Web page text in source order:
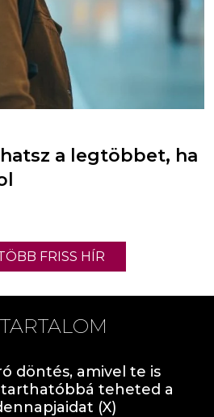
a legtöbbet, ha
FRISS HÍR
döntés, amivel te is
teheted a
(X)